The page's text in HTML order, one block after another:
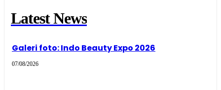
Latest News
Galeri foto: Indo Beauty Expo 2026
07/08/2026